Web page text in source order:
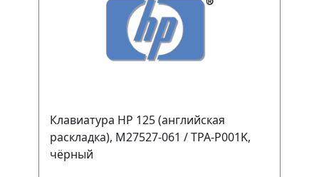
Клавиатура HP 125 (английская
раскладка), M27527-061 / TPA-P001K,
чёрный